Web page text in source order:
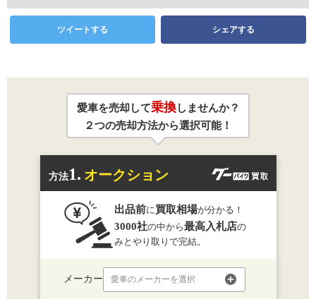
ツイートする シェアする
愛車を売却して乗換しませんか？
２つの売却方法から選択可能！
方法1. オークション
出品前に 買取相場が分かる！
3000社の中から最高入札店の
みとやり取りで完結。
メーカー 愛車のメーカーを選択